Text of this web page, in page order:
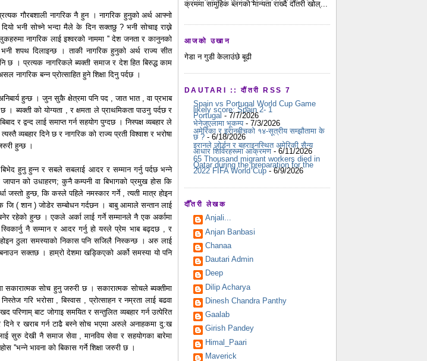
गौरबशाली नागरिक नै हुन । नागरिक हुनुको अर्थ आफ्नो
भनी सोच्ने भन्दा मैले के दिन सक्तछु ? भनी सोचाइ राख्ने
नागरिक लाई इश्वरको नाममा '' देश जनता र कानुनको
भनी शपथ दिलाइन्छ । ताकी नागरिक हुनुको अर्थ राज्य सीत
छ । प्रत्यक नागरिकले ब्यक्ती समाज र देश हित बिरुद्ध काम
बन्न प्रोत्साहित हुने शिक्षा दिनु पर्दछ ।
हुन्छ । जुन सुकै क्षेत्रमा पनि पद , जात भात , वा प्रभाब
ब्यक्ती को योग्यता , र क्षमता ले प्राथमिकता पाउनु पर्दछ र
र द्वन्द लाई समाप्त गर्न सहयोग पुग्दछ । निस्पक्ष व्यबहार ले
व्यबहार दिने छ र नागरिक को राज्य प्रती विश्वाश र भरोषा
हुन्छ ।
हुनु हुन्न र सबले सबलाई आदर र सम्मान गर्नु पर्दछ भन्ने
को उधाहरण; कुनै कम्पनी वा बिभागको प्रमुख होस कि
जस्तो हुन्छ, कि कस्ले पहिले नमस्कार गर्ने , त्यती मात्र होइन
( शान ) जोडेर सम्बोधन गर्दछन । बाबु आमाले सन्तान लाई
रहेको हुन्छ । एकले अर्का लाई गर्ने सम्मानले नै एक अर्कामा
नै सम्मान र आदर गर्नु हो यस्ले प्रेम भाब बढ्दछ , र
ठुला समस्याको निकास पनि सजिलै निस्कन्छ । अरु लाई
सक्तछ । हाम्रो देशमा खड्किएको अर्को समस्या यो पनि
सकारात्मक सोच हुनु जरुरी छ । सकारात्मक सोचले ब्यक्तीमा
गरि भरोसा , बिस्वास , प्रोत्साहन र नम्रता लाई बढवा
बाट जोगाइ समयित र सन्तुलित व्यबहार गर्न उत्पेरित
दिने र खराब गर्न टाढै बस्ने सोच भएमा अरुले अनाहकमा दु:ख
सुरु देखी नै समाज सेवा , मानविय सेवा र सहयोगका बारेमा
''भन्ने भावना को बिकास गर्ने शिक्षा जरुरी छ ।
क्रममा सामुहिक ब्लगको मान्यता राख्दै दौंतरी खोल्...
आजको उखान
गेडा न गुडी केलाउंछे बूढी
DAUTARI :: दौंतरी RSS 7
Spain vs Portugal World Cup Game
likely score: Spain 2- 1
Portugal - 7/7/2026
भेनेजुएलामा भूकम्प- 7/3/2026
अमेरिका र इरानबीचको १४-सूत्रीय सम्झौतामा के
छ ? - 6/18/2026
इरानले जोर्डन र बहराइनस्थित अमेरिकी सैन्य
आधार शिविरहरूमा आक्रमण- 6/11/2026
65 Thousand migrant workers died in
Qatar during the preparation for the
2022 FIFA World Cup - 6/9/2026
दौँतरी लेखक
Anjali...
Anjan Banbasi
Chanaa
Dautari Admin
Deep
Dilip Acharya
Dinesh Chandra Panthy
Gaalab
Girish Pandey
Himal_Paari
Maverick